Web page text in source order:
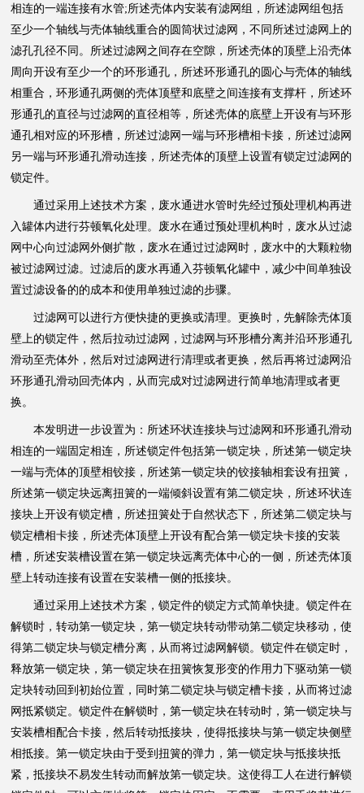
相连的一端连接有水管;所述壳体内安装有滤网组，所述滤网组包括
至少一个轴线与壳体轴线重合的圆筒状过滤网，不同所述过滤网上的
滤孔孔径不同。所述过滤网之间存在空隙，所述壳体的顶壁上沿壳体
周向开设有至少一个的环形通孔，所述环形通孔的圆心与壳体的轴线
相重合，环形通孔两侧的壳体顶壁和底壁之间连接有支撑杆，所述环
形通孔的直径与过滤网的直径相等，所述壳体的底壁上开设有与环形
通孔相对应的环形槽，所述过滤网一端与环形槽相卡接，所述过滤网
另一端与环形通孔滑动连接，所述壳体的顶壁上设置有锁定过滤网的
锁定件。
通过采用上述技术方案，废水通进水管时先经过预处理机构再进
入罐体内进行芬顿氧化处理。废水在通过预处理机构时，废水从过滤
网中心向过滤网外侧扩散，废水在通过过滤网时，废水中的大颗粒物
被过滤网过滤。过滤后的废水再通入芬顿氧化罐中，减少中间单独设
置过滤设备的的成本和使用单独过滤的步骤。
过滤网可以进行方便快捷的更换或清理。更换时，先解除壳体顶
壁上的锁定件，然后拉动过滤网，过滤网与环形槽分离并沿环形通孔
滑动至壳体外，然后对过滤网进行清理或者更换，然后再将过滤网沿
环形通孔滑动回壳体内，从而完成对过滤网进行简单地清理或者更
换。
本发明进一步设置为：所述环状连接块与过滤网和环形通孔滑动
相连的一端固定相连，所述锁定件包括第一锁定块，所述第一锁定块
一端与壳体的顶壁相铰接，所述第一锁定块的铰接轴相套设有扭簧，
所述第一锁定块远离扭簧的一端倾斜设置有第二锁定块，所述环状连
接块上开设有锁定槽，所述扭簧处于自然状态下，所述第二锁定块与
锁定槽相卡接，所述壳体顶壁上开设有配合第一锁定块卡接的安装
槽，所述安装槽设置在第一锁定块远离壳体中心的一侧，所述壳体顶
壁上转动连接有设置在安装槽一侧的抵接块。
通过采用上述技术方案，锁定件的锁定方式简单快捷。锁定件在
解锁时，转动第一锁定块，第一锁定块转动带动第二锁定块移动，使
得第二锁定块与锁定槽分离，从而将过滤网解锁。锁定件在锁定时，
释放第一锁定块，第一锁定块在扭簧恢复形变的作用力下驱动第一锁
定块转动回到初始位置，同时第二锁定块与锁定槽卡接，从而将过滤
网抵紧锁定。锁定件在解锁时，第一锁定块在转动时，第一锁定块与
安装槽相配合卡接，然后转动抵接块，使得抵接块与第一锁定块侧壁
相抵接。第一锁定块由于受到扭簧的弹力，第一锁定块与抵接块抵
紧，抵接块不易发生转动而解放第一锁定块。这使得工人在进行解锁